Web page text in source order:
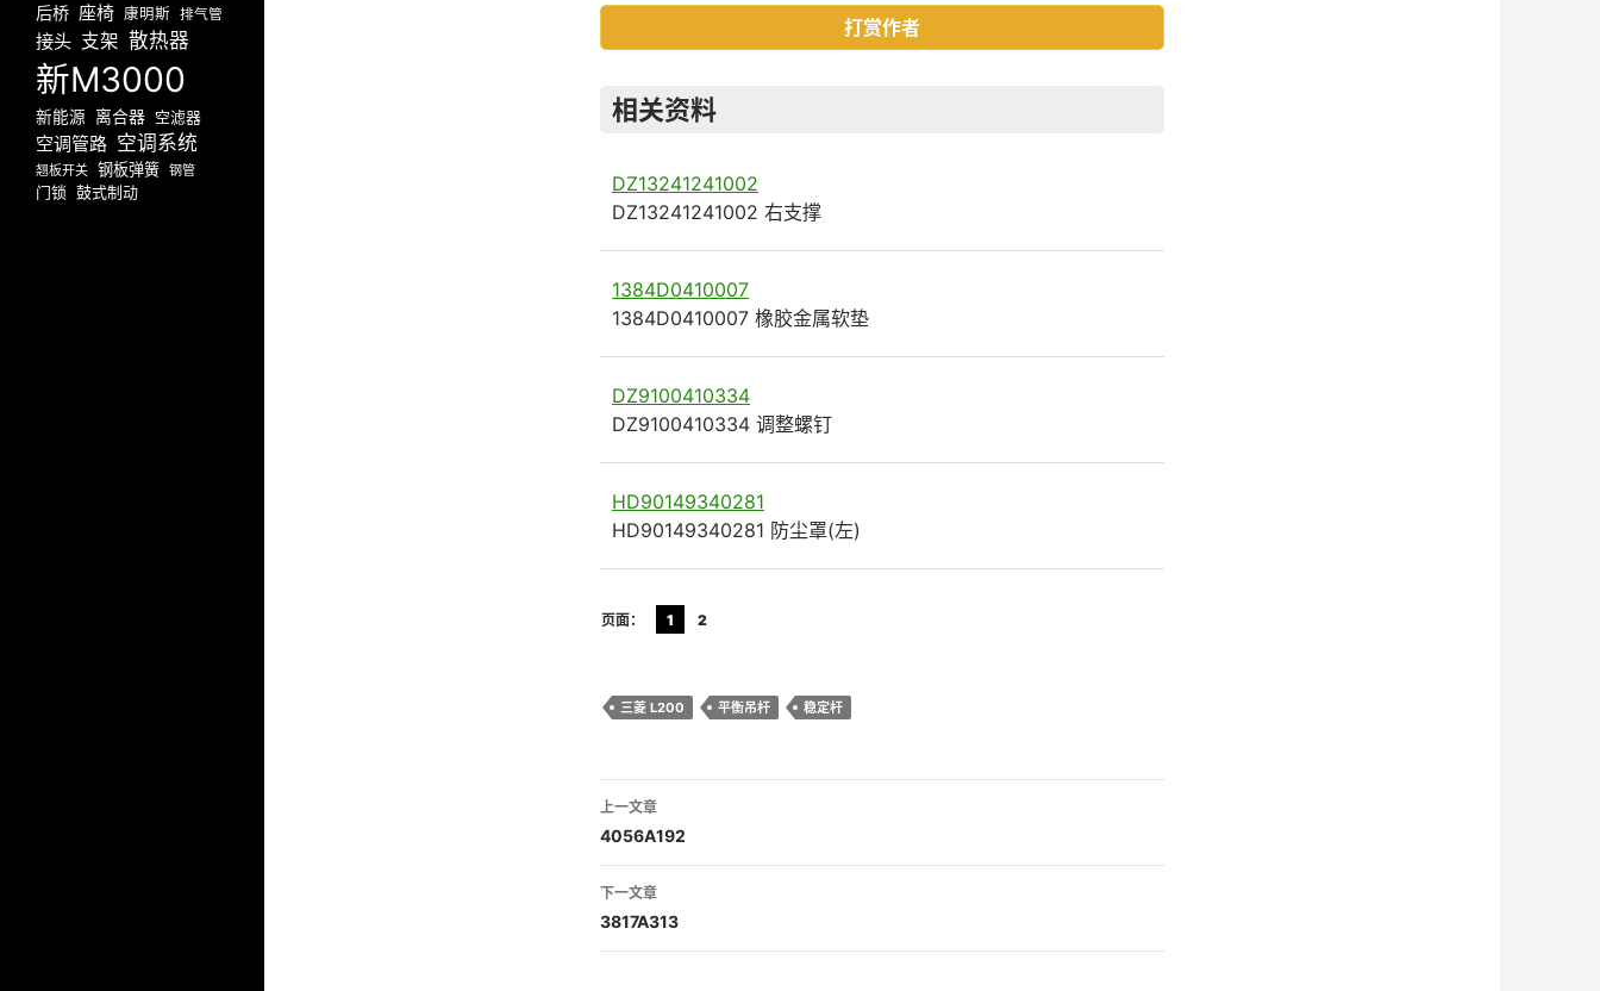
打赏作者
相关资料
DZ13241241002
DZ13241241002 右支撑
1384D0410007
1384D0410007 橡胶金属软垫
DZ9100410334
DZ9100410334 调整螺钉
HD90149340281
HD90149340281 防尘罩(左)
页面： 1 2
三菱 L200 平衡吊杆 稳定杆
文
章
导
航
上一文章
4056A192
下一文章
3817A313
后桥 座椅 康明斯 排气管
接头 支架 散热器
新M3000
新能源 离合器 空滤器
空调管路 空调系统
翘板开关 钢板弹簧 钢管
门锁 鼓式制动